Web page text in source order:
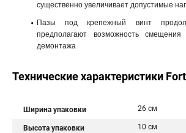
существенно увеличивает допустимые
Пазы под крепежный винт
предполагают возможность
демонтажа
Технические характеристики
Ширина упаковки 26 см
Высота упаковки 10 см